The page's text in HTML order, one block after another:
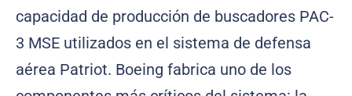
capacidad de producción de buscadores PAC-
3 MSE utilizados en el sistema de defensa
aérea Patriot. Boeing fabrica uno de los